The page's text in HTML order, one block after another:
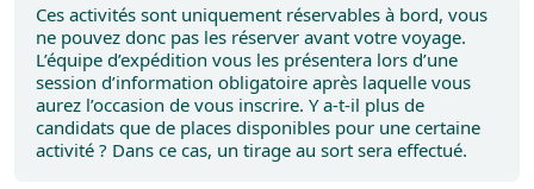
Ces activités sont uniquement réservables à bord, vous
ne pouvez donc pas les réserver avant votre voyage.
L’équipe d’expédition vous les présentera lors d’une
session d’information obligatoire après laquelle vous
aurez l’occasion de vous inscrire. Y a-t-il plus de
candidats que de places disponibles pour une certaine
activité ? Dans ce cas, un tirage au sort sera effectué.